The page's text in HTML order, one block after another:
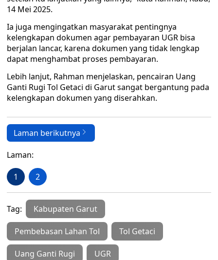
14 Mei 2025.
Ia juga mengingatkan masyarakat pentingnya
kelengkapan dokumen agar pembayaran UGR bisa
berjalan lancar, karena dokumen yang tidak lengkap
dapat menghambat proses pembayaran.
Lebih lanjut, Rahman menjelaskan, pencairan Uang
Ganti Rugi Tol Getaci di Garut sangat bergantung pada
kelengkapan dokumen yang diserahkan.
Laman berikutnya
Laman:
1 2
Tag: Kabupaten Garut
Pembebasan Lahan Tol Tol Getaci
Uang Ganti Rugi UGR